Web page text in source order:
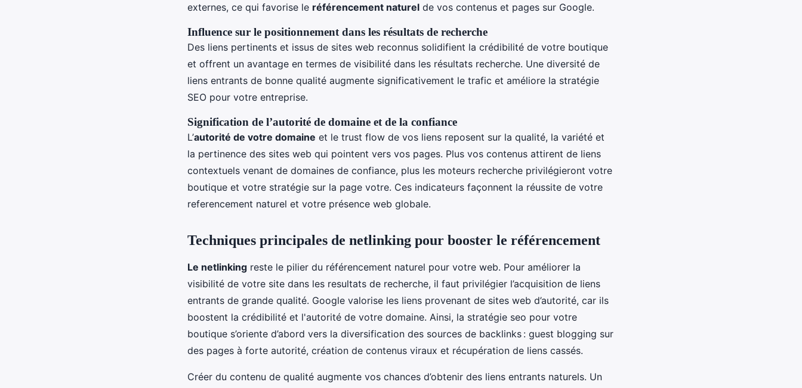
externes, ce qui favorise le référencement naturel de vos contenus et pages sur Google.
Influence sur le positionnement dans les résultats de recherche
Des liens pertinents et issus de sites web reconnus solidifient la crédibilité de votre boutique
et offrent un avantage en termes de visibilité dans les résultats recherche. Une diversité de
liens entrants de bonne qualité augmente significativement le trafic et améliore la stratégie
SEO pour votre entreprise.
Signification de l’autorité de domaine et de la confiance
L’autorité de votre domaine et le trust flow de vos liens reposent sur la qualité, la variété et
la pertinence des sites web qui pointent vers vos pages. Plus vos contenus attirent de liens
contextuels venant de domaines de confiance, plus les moteurs recherche privilégieront votre
boutique et votre stratégie sur la page votre. Ces indicateurs façonnent la réussite de votre
referencement naturel et votre présence web globale.
Techniques principales de netlinking pour booster le référencement
Le netlinking reste le pilier du référencement naturel pour votre web. Pour améliorer la
visibilité de votre site dans les resultats de recherche, il faut privilégier l’acquisition de liens
entrants de grande qualité. Google valorise les liens provenant de sites web d’autorité, car ils
boostent la crédibilité et l'autorité de votre domaine. Ainsi, la stratégie seo pour votre
boutique s’oriente d’abord vers la diversification des sources de backlinks : guest blogging sur
des pages à forte autorité, création de contenus viraux et récupération de liens cassés.
Créer du contenu de qualité augmente vos chances d’obtenir des liens entrants naturels. Un